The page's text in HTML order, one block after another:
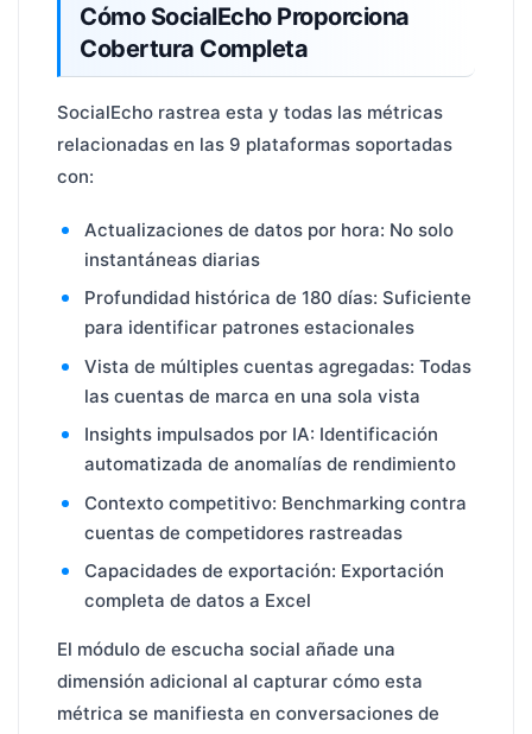
Cómo SocialEcho Proporciona
Cobertura Completa
SocialEcho rastrea esta y todas las métricas
relacionadas en las 9 plataformas soportadas
con:
Actualizaciones de datos por hora: No solo
instantáneas diarias
Profundidad histórica de 180 días: Suficiente
para identificar patrones estacionales
Vista de múltiples cuentas agregadas: Todas
las cuentas de marca en una sola vista
Insights impulsados por IA: Identificación
automatizada de anomalías de rendimiento
Contexto competitivo: Benchmarking contra
cuentas de competidores rastreadas
Capacidades de exportación: Exportación
completa de datos a Excel
El módulo de escucha social añade una
dimensión adicional al capturar cómo esta
métrica se manifiesta en conversaciones de